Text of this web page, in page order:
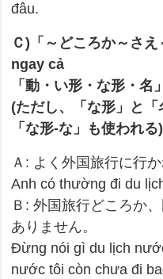
đâu.
Ｃ)「～どころか～さ
ngay cả
「動・い形・な形・
(ただし、「な形」と「
「な形-な」も使われる)
Ａ: よく外国旅行に行か
Anh có thường đi du
Ｂ: 外国旅行どころか
ありません。
Đừng nói gì du lịch
nước tôi còn chưa đi